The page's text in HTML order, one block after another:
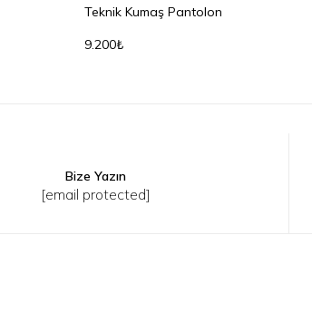
30 32
Teknik Kumaş Pantolon
9.200₺
Bize Yazın
[email protected]